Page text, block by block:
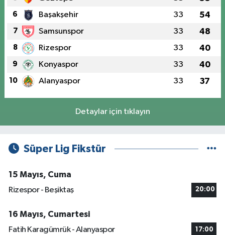
6 Başakşehir 33 54
7 Samsunspor 33 48
8 Rizespor 33 40
9 Konyaspor 33 40
10 Alanyaspor 33 37
Detaylar için tıklayın
Süper Lig Fikstür
15 Mayıs, Cuma
Rizespor - Beşiktaş
20:00
16 Mayıs, Cumartesi
Fatih Karagümrük - Alanyaspor
17:00